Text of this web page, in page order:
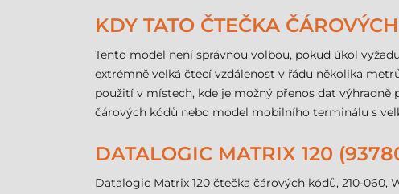
KDY TATO ČTEČKA
Tento model není správnou volbou, pokud úkol
extrémně velká čtecí vzdálenost v řádu několika
použití v místech, kde je možný přenos dat
čárových kódů nebo model mobilního terminálu s
DATALOGIC MATRIX 120
Datalogic Matrix 120 čtečka čárových kódů, 210-060,